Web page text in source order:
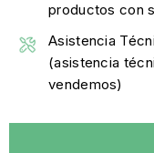
productos con
Asistencia
(asistencia
vendemos)